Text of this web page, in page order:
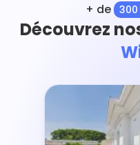
+ de
Découvrez